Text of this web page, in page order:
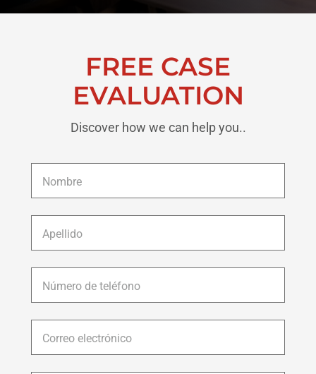
FREE CASE
EVALUATION
Discover how we can help you..
Nombre *
Apellido *
Número
de
teléfono *
Correo
electrónico *